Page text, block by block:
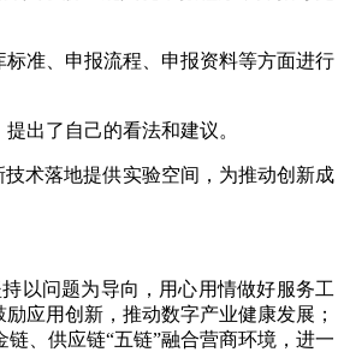
准、申报流程、申报资料等方面进行
出了自己的看法和建议。
术落地提供实验空间，为推动创新成
以问题为导向，用心用情做好服务工
应用创新，推动数字产业健康发展；
、供应链“五链”融合营商环境，进一